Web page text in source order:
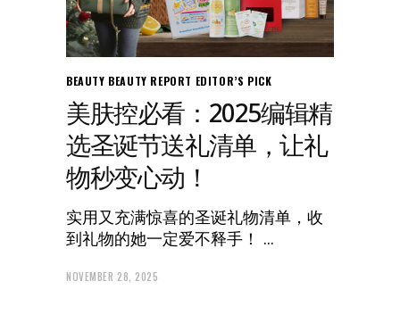
BEAUTY BEAUTY REPORT EDITOR’S PICK
美肤控必看：2025编辑精
选圣诞节送礼清单，让礼
物秒变心动！
实用又充满惊喜的圣诞礼物清单，收
到礼物的她一定爱不释手！
NOVEMBER 28, 2025